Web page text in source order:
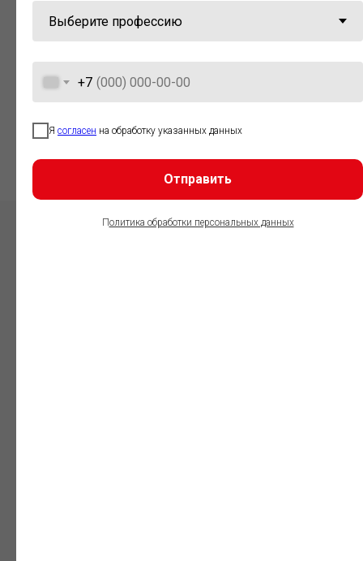
+7
Я согласен на обработку указанных данных
Отправить
Политика обработки персональных данных